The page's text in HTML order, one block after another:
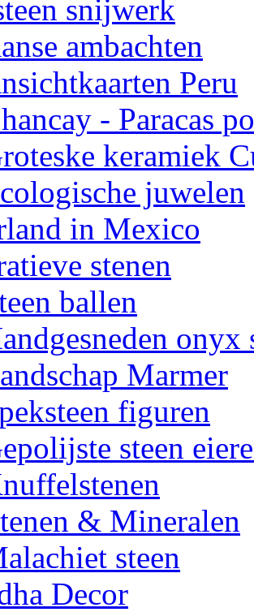
snijwerk
ambachten
Peru
- Paracas
keramiek
juwelen
in Mexico
stenen
ballen
onyx
Marmer
figuren
steen
& Mineralen
steen
Decor